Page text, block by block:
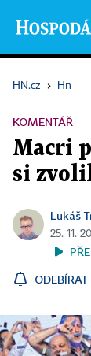
HN.cz › Hn
KOMENTÁŘ
Macri
si
Lukáš
25. 11.